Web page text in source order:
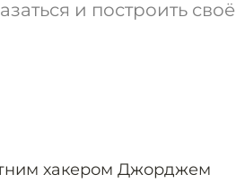
и построить своё
хакером Джорджем